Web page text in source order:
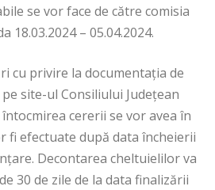
se vor face de către comisia
18.03.2024 – 05.04.2024.
cu privire la documentația de
site-ul Consiliului Județean
întocmirea cererii se vor avea în
fi efectuate după data încheierii
Decontarea cheltuielilor va
30 de zile de la data finalizării